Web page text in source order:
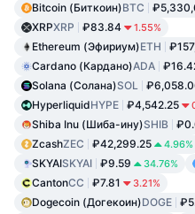
Bitcoin (Биткоин)BTC
XRPXRP ₽83.84 1.55%
Ethereum (Эфириум)ETH
Cardano (Кардано)ADA
Solana (Солана)SOL
HyperliquidHYPE ₽4,542.25
Shiba Inu (Шиба-ину)SHIB
ZcashZEC ₽42,299.25 4.96%
SKYAISKYAI ₽9.59 34.76%
CantonCC ₽7.81 3.21%
Dogecoin (Догекоин)DOGE